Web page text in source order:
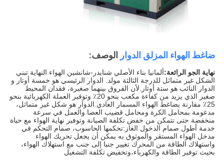
ضاغط الهواء المزلق الدوار الوصف:
نهاية الجو الرائعة:ألمانيا بناء الأصلي شنايدر-شانشين الهواء النهاية تبني
الشكل غير متماثل للدرجة الثالثة مولد. الدوار الرئيسي هو خمسة أوتار و
الدوار النائب هو ستة أوتار.لأن الفروق بينهما صغيرة، فقدان المحيط
صغير الذي يزيد من كفاءة مكعب بنحو 20٪ وتوفير العملة الكهربائية بنحو
25٪ مقارنة بضاغط الهواء المسمار العادي.الدوار هو شكل غير متماثل،
مدعومة بمحامل الكرة ومحامل قضيب العصا والعمل في سرعة
منخفضة حتى تتمكن من خفض تكلفة الصيانة وتوفير نهاية الهواء مع حياة
خدمة أطول صمام الدخول الغاز:تحكمها الحاسوب، صمام التحكم في
مدخل الهواء المستقر والموثوق به يمكن أن يجعل تحريك الهواء
واستهلاك الطاقة من المحرك تغيير جنبا إلى جنب مع استهلاك الهواء،
بحيث توفير الطاقة والكهرباء،وتخفيض تكلفة التشغيل